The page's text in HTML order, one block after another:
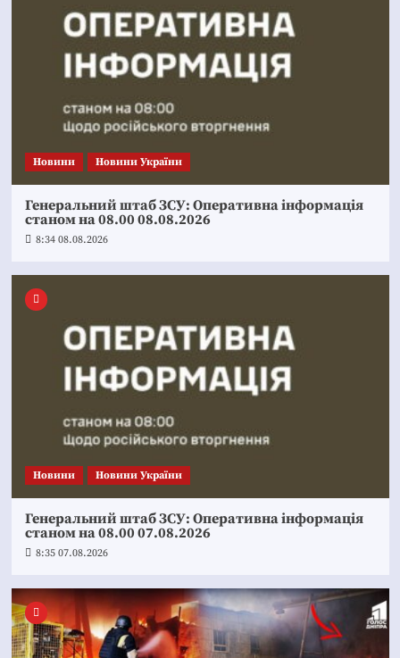
Новини Новини України
Генеральний штаб ЗСУ: Оперативна інформація
станом на 08.00 08.08.2026
8:34 08.08.2026
Новини Новини України
Генеральний штаб ЗСУ: Оперативна інформація
станом на 08.00 07.08.2026
8:35 07.08.2026